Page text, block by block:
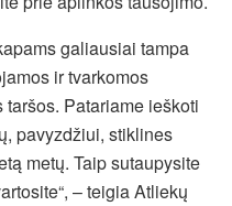
galiausiai tampa
ir tvarkomos
Patariame ieškoti
pavyzdžiui, stiklines
metų. Taip sutaupysite
– teigia Atliekų